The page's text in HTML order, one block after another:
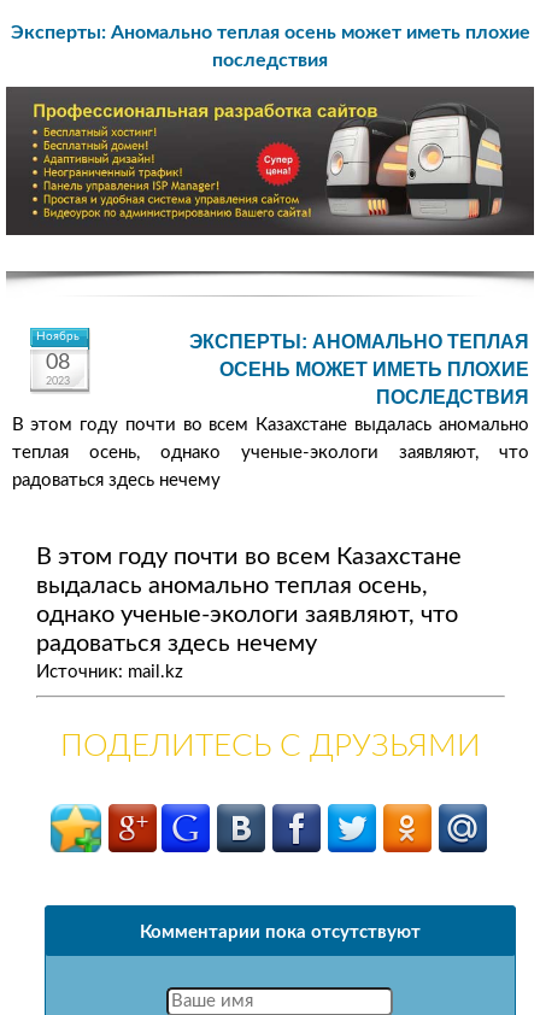
Эксперты: Аномально теплая осень может иметь плохие
последствия
Ноябрь
08
2023
ЭКСПЕРТЫ: АНОМАЛЬНО ТЕПЛАЯ
ОСЕНЬ МОЖЕТ ИМЕТЬ ПЛОХИЕ
ПОСЛЕДСТВИЯ
В этом году почти во всем Казахстане выдалась аномально
теплая осень, однако ученые-экологи заявляют, что
радоваться здесь нечему
В этом году почти во всем Казахстане
выдалась аномально теплая осень,
однако ученые-экологи заявляют, что
радоваться здесь нечему
Источник: mail.kz
ПОДЕЛИТЕСЬ С ДРУЗЬЯМИ
Комментарии пока отсутствуют